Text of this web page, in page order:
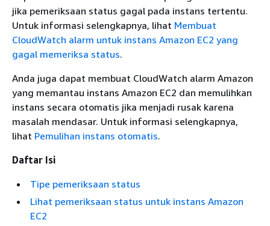
jika pemeriksaan status gagal pada instans tertentu.
Untuk informasi selengkapnya, lihat Membuat
CloudWatch alarm untuk instans Amazon EC2 yang
gagal memeriksa status.
Anda juga dapat membuat CloudWatch alarm Amazon
yang memantau instans Amazon EC2 dan memulihkan
instans secara otomatis jika menjadi rusak karena
masalah mendasar. Untuk informasi selengkapnya,
lihat Pemulihan instans otomatis.
Daftar Isi
Tipe pemeriksaan status
Lihat pemeriksaan status untuk instans Amazon
EC2